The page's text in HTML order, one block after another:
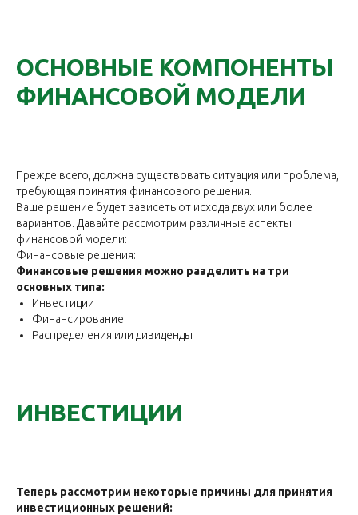
ОСНОВНЫЕ КОМПОНЕНТЫ
ФИНАНСОВОЙ МОДЕЛИ
Прежде всего, должна существовать ситуация или проблема,
требующая принятия финансового решения.
Ваше решение будет зависеть от исхода двух или более
вариантов. Давайте рассмотрим различные аспекты
финансовой модели:
Финансовые решения:
Финансовые решения можно разделить на три
основных типа:
Инвестиции
Финансирование
Распределения или дивиденды
ИНВЕСТИЦИИ
Теперь рассмотрим некоторые причины для принятия
инвестиционных решений: